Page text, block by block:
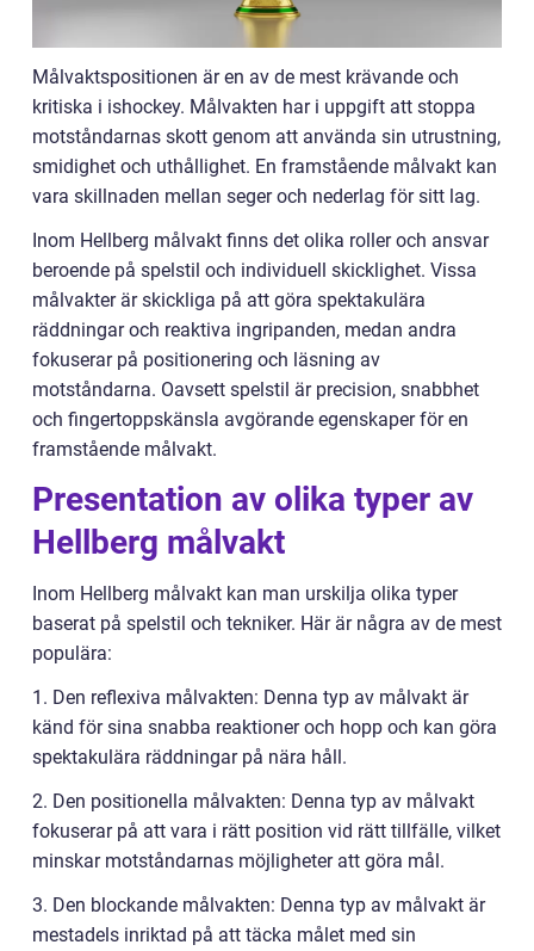
Målvaktspositionen är en av de mest krävande och
kritiska i ishockey. Målvakten har i uppgift att stoppa
motståndarnas skott genom att använda sin utrustning,
smidighet och uthållighet. En framstående målvakt kan
vara skillnaden mellan seger och nederlag för sitt lag.
Inom Hellberg målvakt finns det olika roller och ansvar
beroende på spelstil och individuell skicklighet. Vissa
målvakter är skickliga på att göra spektakulära
räddningar och reaktiva ingripanden, medan andra
fokuserar på positionering och läsning av
motståndarna. Oavsett spelstil är precision, snabbhet
och fingertoppskänsla avgörande egenskaper för en
framstående målvakt.
Presentation av olika typer av
Hellberg målvakt
Inom Hellberg målvakt kan man urskilja olika typer
baserat på spelstil och tekniker. Här är några av de mest
populära:
1. Den reflexiva målvakten: Denna typ av målvakt är
känd för sina snabba reaktioner och hopp och kan göra
spektakulära räddningar på nära håll.
2. Den positionella målvakten: Denna typ av målvakt
fokuserar på att vara i rätt position vid rätt tillfälle, vilket
minskar motståndarnas möjligheter att göra mål.
3. Den blockande målvakten: Denna typ av målvakt är
mestadels inriktad på att täcka målet med sin